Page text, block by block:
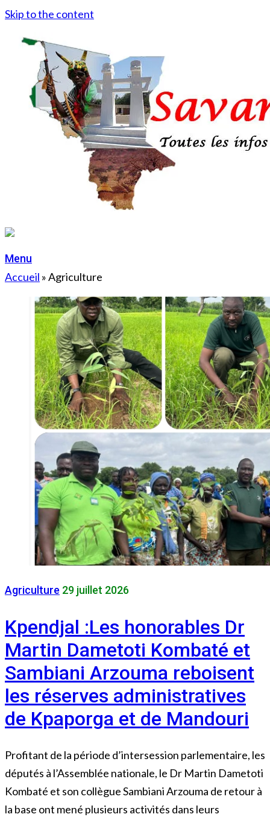
Skip to the content
Menu
Accueil »Agriculture
Agriculture 29 juillet 2026
Kpendjal :Les honorables Dr
Martin Dametoti Kombaté et
Sambiani Arzouma reboisent
les réserves administratives
de Kpaporga et de Mandouri
Profitant de la période d’intersession parlementaire, les
députés à l’Assemblée nationale, le Dr Martin Dametoti
Kombaté et son collègue Sambiani Arzouma de retour à
la base ont mené plusieurs activités dans leurs